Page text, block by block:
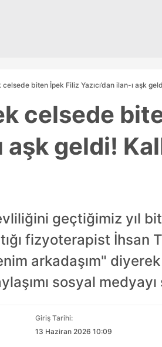
biten İpek Filiz Yazıcı’dan ilan-ı aşk
celsede
aşk geldi!
geçtiğimiz yıl
fizyoterapist
arkadaşım"
sosyal medyayı
Giriş Tarihi:
13 Haziran 2026 10:09